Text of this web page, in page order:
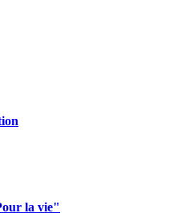
la vie"